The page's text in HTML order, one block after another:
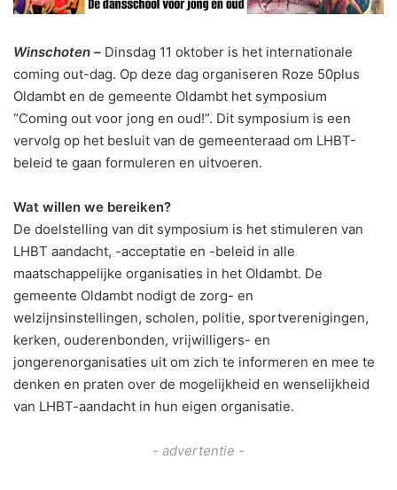
Winschoten – Dinsdag 11 oktober is het internationale
coming out-dag. Op deze dag organiseren Roze 50plus
Oldambt en de gemeente Oldambt het symposium
“Coming out voor jong en oud!”. Dit symposium is een
vervolg op het besluit van de gemeenteraad om LHBT-
beleid te gaan formuleren en uitvoeren.
Wat willen we bereiken?
De doelstelling van dit symposium is het stimuleren van
LHBT aandacht, -acceptatie en -beleid in alle
maatschappelijke organisaties in het Oldambt. De
gemeente Oldambt nodigt de zorg- en
welzijnsinstellingen, scholen, politie, sportverenigingen,
kerken, ouderenbonden, vrijwilligers- en
jongerenorganisaties uit om zich te informeren en mee te
denken en praten over de mogelijkheid en wenselijkheid
van LHBT-aandacht in hun eigen organisatie.
- advertentie -